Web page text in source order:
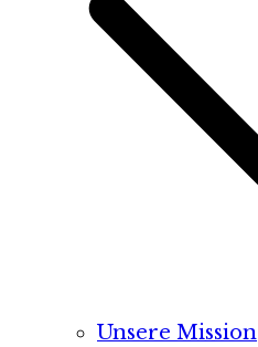
Unsere Mission